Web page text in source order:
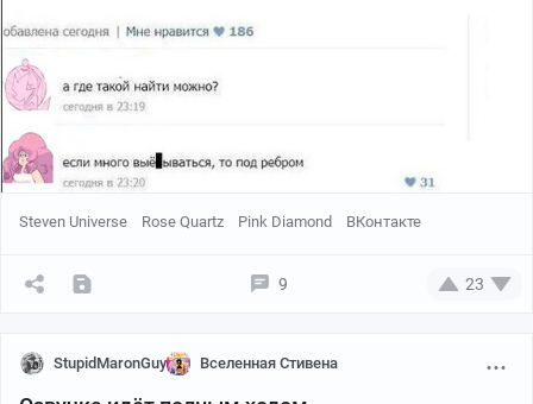
Steven Universe Rose Quartz Pink Diamond ВКонтакте
9 23
StupidMaronGuy Вселенная Стивена